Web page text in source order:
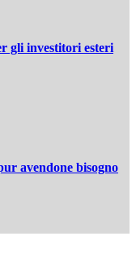
gli investitori esteri
avendone bisogno